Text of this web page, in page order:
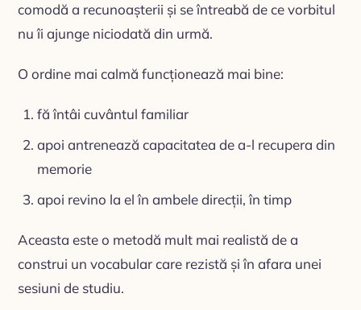
comodă a recunoașterii și se întreabă de ce vorbitul
nu îi ajunge niciodată din urmă.
O ordine mai calmă funcționează mai bine:
fă întâi cuvântul familiar
apoi antrenează capacitatea de a-l recupera din
memorie
apoi revino la el în ambele direcții, în timp
Aceasta este o metodă mult mai realistă de a
construi un vocabular care rezistă și în afara unei
sesiuni de studiu.